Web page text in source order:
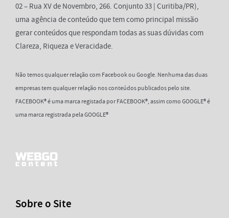
02 – Rua XV de Novembro, 266. Conjunto 33 | Curitiba/PR),
uma agência de conteúdo que tem como principal missão
gerar conteúdos que respondam todas as suas dúvidas com
Clareza, Riqueza e Veracidade.
Não temos qualquer relação com Facebook ou Google. Nenhuma das duas
empresas tem qualquer relação nos conteúdos publicados pelo site.
FACEBOOK® é uma marca registada por FACEBOOK®, assim como GOOGLE® é
uma marca registrada pela GOOGLE®
Sobre o Site